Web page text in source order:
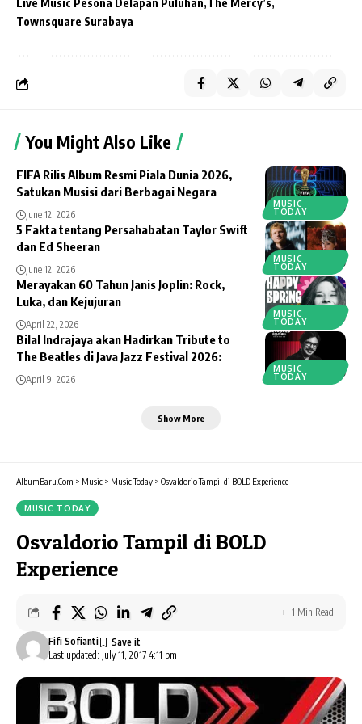
Live Music Pesona Delapan Puluhan
The Mercy’s
Townsquare Surabaya
You Might Also Like
MUSIC
TODAY
FIFA Rilis Album Resmi Piala Dunia 2026,
Satukan Musisi dari Berbagai Negara
June 12, 2026
MUSIC
TODAY
5 Fakta tentang Persahabatan Taylor Swift
dan Ed Sheeran
June 12, 2026
MUSIC
TODAY
Merayakan 60 Tahun Janis Joplin: Rock,
Luka, dan Kejujuran
April 22, 2026
MUSIC
TODAY
Bilal Indrajaya akan Hadirkan Tribute to
The Beatles di Java Jazz Festival 2026:
April 9, 2026
Show More
AlbumBaru.Com > Music > Music Today > Osvaldorio Tampil di BOLD Experience
MUSIC TODAY
Osvaldorio Tampil di BOLD
Experience
Last updated: July 11, 2017 4:11 pm
Fifi Sofianti
1 Min Read